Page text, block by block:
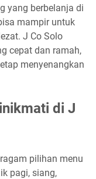
yang berbelanja di
mampir untuk
J Co Solo
cepat dan ramah,
menyenangkan
di J
pilihan menu
pagi, siang,